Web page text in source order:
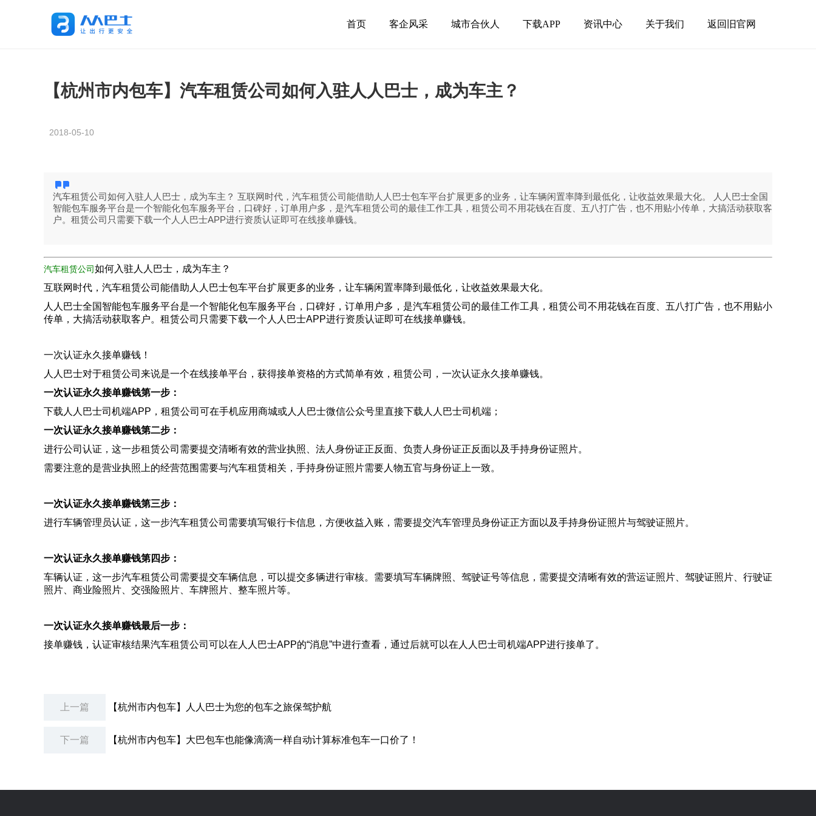
首页 客企风采 城市合伙人 下载APP 资讯中心 关于我们 返回旧官网
【杭州市内包车】汽车租赁公司如何入驻人人巴士，成为车主？
2018-05-10
汽车租赁公司如何入驻人人巴士，成为车主？ 互联网时代，汽车租赁公司能借助人人巴士包车平台扩展更多的业务，让车辆闲置率降到最低化，让收益效果最大化。 人人巴士全国
智能包车服务平台是一个智能化包车服务平台，口碑好，订单用户多，是汽车租赁公司的最佳工作工具，租赁公司不用花钱在百度、五八打广告，也不用贴小传单，大搞活动获取客
户。租赁公司只需要下载一个人人巴士APP进行资质认证即可在线接单赚钱。
汽车租赁公司如何入驻人人巴士，成为车主？
互联网时代，汽车租赁公司能借助人人巴士包车平台扩展更多的业务，让车辆闲置率降到最低化，让收益效果最大化。
人人巴士全国智能包车服务平台是一个智能化包车服务平台，口碑好，订单用户多，是汽车租赁公司的最佳工作工具，租赁公司不用花钱在百度、五八打广告，也不用贴小
传单，大搞活动获取客户。租赁公司只需要下载一个人人巴士APP进行资质认证即可在线接单赚钱。
一次认证永久接单赚钱！
人人巴士对于租赁公司来说是一个在线接单平台，获得接单资格的方式简单有效，租赁公司，一次认证永久接单赚钱。
一次认证永久接单赚钱第一步：
下载人人巴士司机端APP，租赁公司可在手机应用商城或人人巴士微信公众号里直接下载人人巴士司机端；
一次认证永久接单赚钱第二步：
进行公司认证，这一步租赁公司需要提交清晰有效的营业执照、法人身份证正反面、负责人身份证正反面以及手持身份证照片。
需要注意的是营业执照上的经营范围需要与汽车租赁相关，手持身份证照片需要人物五官与身份证上一致。
一次认证永久接单赚钱第三步：
进行车辆管理员认证，这一步汽车租赁公司需要填写银行卡信息，方便收益入账，需要提交汽车管理员身份证正方面以及手持身份证照片与驾驶证照片。
一次认证永久接单赚钱第四步：
车辆认证，这一步汽车租赁公司需要提交车辆信息，可以提交多辆进行审核。需要填写车辆牌照、驾驶证号等信息，需要提交清晰有效的营运证照片、驾驶证照片、行驶证
照片、商业险照片、交强险照片、车牌照片、整车照片等。
一次认证永久接单赚钱最后一步：
接单赚钱，认证审核结果汽车租赁公司可以在人人巴士APP的“消息”中进行查看，通过后就可以在人人巴士司机端APP进行接单了。
上一篇 【杭州市内包车】人人巴士为您的包车之旅保驾护航
下一篇 【杭州市内包车】大巴包车也能像滴滴一样自动计算标准包车一口价了！